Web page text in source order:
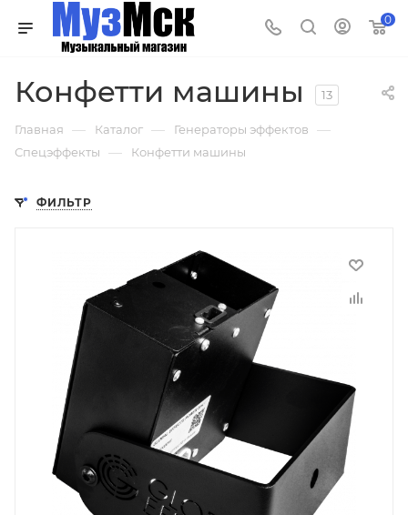
0
Конфетти машины 13
Главная — Каталог — Генераторы эффектов —
Спецэффекты — Конфетти машины
ФИЛЬТР